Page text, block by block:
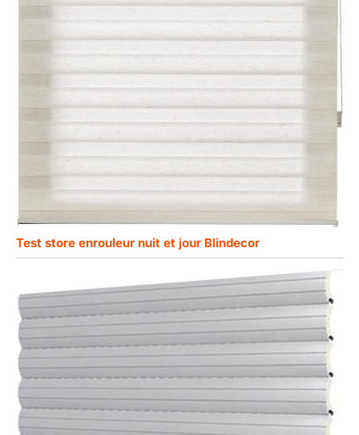
Test store enrouleur nuit et jour Blindecor